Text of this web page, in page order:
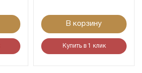
В корзину
Купить в 1 клик